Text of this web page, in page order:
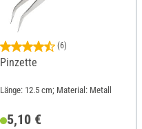
(6)
Pinzette
Länge: 12.5 cm; Material: Metall
5,10 €